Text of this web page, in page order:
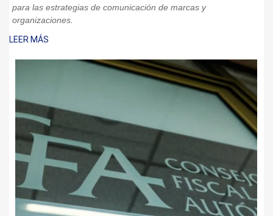
para las estrategias de comunicación de marcas y
organizaciones.
LEER MÁS